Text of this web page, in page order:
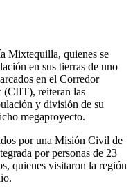
Mixtequilla, quienes se
en sus tierras de uno
en el Corredor
(CIIT), reiteran las
y división de su
megaproyecto.
por una Misión Civil de
por personas de 23
quienes visitaron la región